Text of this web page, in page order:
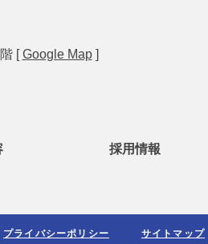
[Google Map]
採用情報
プライバシーポリシー サイトマップ